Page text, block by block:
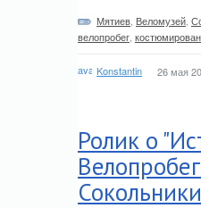
Мятиев Веломузей
велопробег
Konstantin 26 мая
Ролик о